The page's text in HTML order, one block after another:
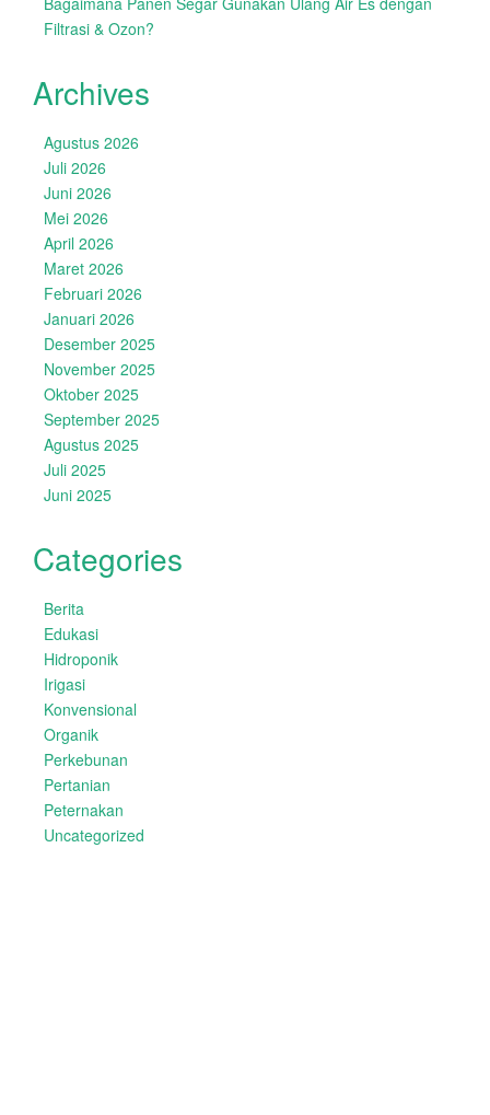
Filtrasi & Ozon?
Archives
Agustus 2026
Juli 2026
Juni 2026
Mei 2026
April 2026
Maret 2026
Februari 2026
Januari 2026
Desember 2025
November 2025
Oktober 2025
September 2025
Agustus 2025
Juli 2025
Juni 2025
Categories
Berita
Edukasi
Hidroponik
Irigasi
Konvensional
Organik
Perkebunan
Pertanian
Peternakan
Uncategorized